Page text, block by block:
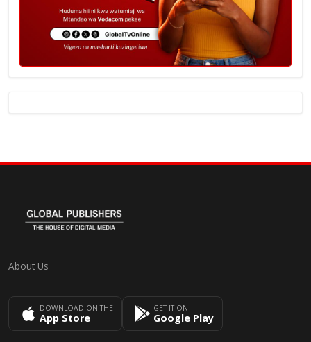
About Us
DOWNLOAD ON THE
App Store
GET IT ON
Google Play